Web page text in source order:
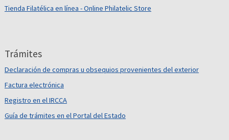
Tienda Filatélica en línea - Online Philatelic Store
Trámites
Declaración de compras u obsequios provenientes del exterior
Factura electrónica
Registro en el IRCCA
Guía de trámites en el Portal del Estado